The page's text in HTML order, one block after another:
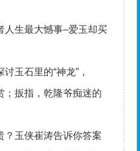
人生最大憾事–爱玉却买
玉石里的“神龙”，
；扳指，乾隆爷痴迷的
？玉侠崔涛告诉你答案